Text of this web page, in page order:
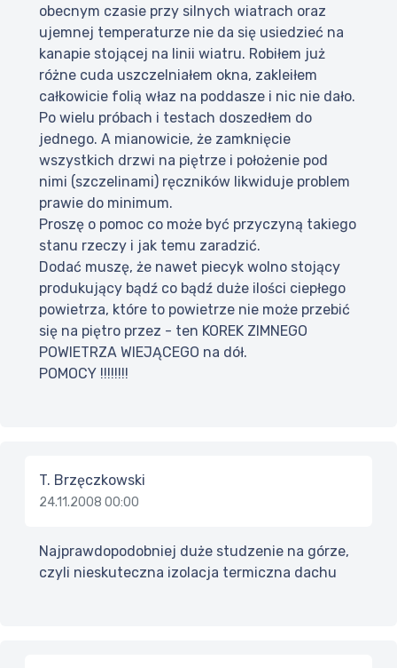
obecnym czasie przy silnych wiatrach oraz
ujemnej temperaturze nie da się usiedzieć na
kanapie stojącej na linii wiatru. Robiłem już
różne cuda uszczelniałem okna, zakleiłem
całkowicie folią właz na poddasze i nic nie dało.
Po wielu próbach i testach doszedłem do
jednego. A mianowicie, że zamknięcie
wszystkich drzwi na piętrze i położenie pod
nimi (szczelinami) ręczników likwiduje problem
prawie do minimum.
Proszę o pomoc co może być przyczyną takiego
stanu rzeczy i jak temu zaradzić.
Dodać muszę, że nawet piecyk wolno stojący
produkujący bądź co bądź duże ilości ciepłego
powietrza, które to powietrze nie może przebić
się na piętro przez - ten KOREK ZIMNEGO
POWIETRZA WIEJĄCEGO na dół.
POMOCY !!!!!!!!
T. Brzęczkowski
24.11.2008 00:00
Najprawdopodobniej duże studzenie na górze,
czyli nieskuteczna izolacja termiczna dachu